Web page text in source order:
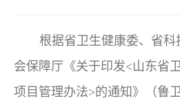
根据省卫生健康委、省
会保障厅《关于印发<山东省
项目管理办法>的通知》（鲁